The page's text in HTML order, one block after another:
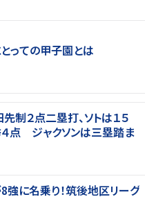
っての甲子園とは
２点二塁打、ソトは１５
点 ジャクソンは三塁踏ま
強に名乗り！筑後地区リーグ